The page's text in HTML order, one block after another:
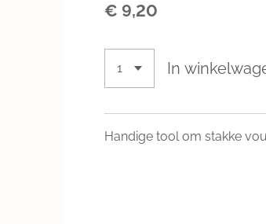
€ 9,20
In
Handige tool om stakke